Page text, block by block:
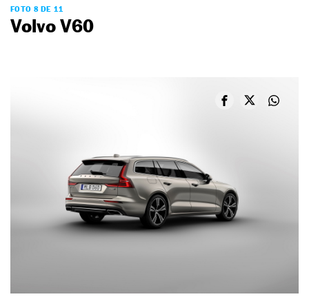
FOTO 8 DE 11
Volvo V60